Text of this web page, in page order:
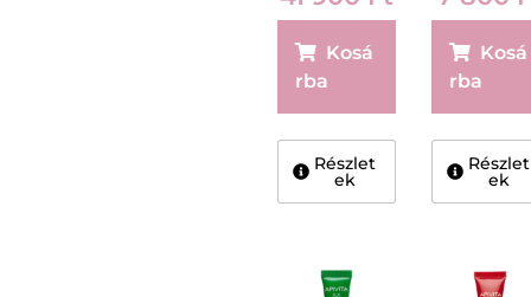
Kosá
rba
Részlet
ek
ÁPOLÓ
15ML
Kosá
rba
Részlet
ek